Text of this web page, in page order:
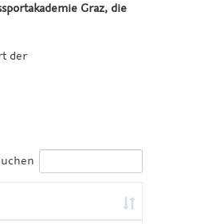
Graz, die
der